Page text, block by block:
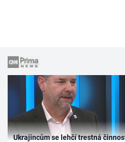
Ukrajincům se lehčí trestná